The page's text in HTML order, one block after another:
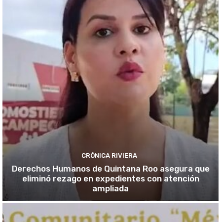
CRÓNICA RIVIERA
Derechos Humanos de Quintana Roo asegura que
eliminó rezago en expedientes con atención
ampliada